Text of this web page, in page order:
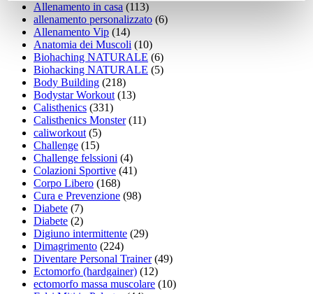
Allenamento in casa (113)
allenamento personalizzato (6)
Allenamento Vip (14)
Anatomia dei Muscoli (10)
Biohaching NATURALE (6)
Biohacking NATURALE (5)
Body Building (218)
Bodystar Workout(13)
Calisthenics (331)
Calisthenics Monster(11)
caliworkout(5)
Challenge (15)
Challenge felssioni (4)
Colazioni Sportive (41)
Corpo Libero (168)
Cura e Prevenzione (98)
Diabete (7)
Diabete (2)
Digiuno intermittente (29)
Dimagrimento (224)
Diventare Personal Trainer(49)
Ectomorfo (hardgainer) (12)
ectomorfo massa muscolare (10)